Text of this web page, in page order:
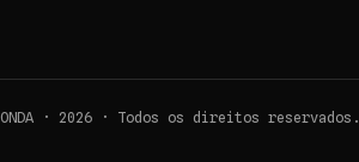
ONDA · 2026 · Todos os direitos reservados.